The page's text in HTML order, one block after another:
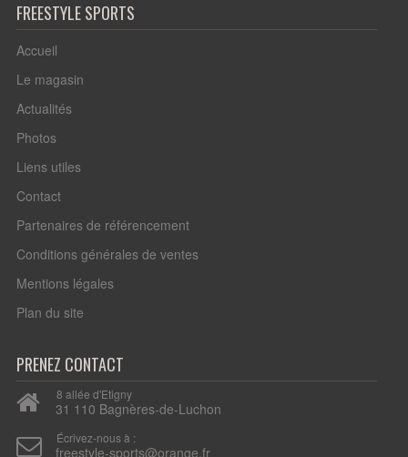
FREESTYLE SPORTS
Accueil
Le magasin
Actualités
Photos
Liens utiles
Contact
Partenaires de référencement
Conditions générales de ventes
Mentions légales
Plan du site
PRENEZ CONTACT
8 allée d'Etigny
31 110 Bagnères-de-Luchon
Écrivez-nous à :
freestyle-sports@orange.fr